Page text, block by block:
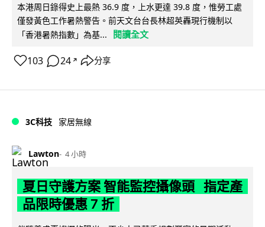
本港周日錄得史上最熱 36.9 度，上水更達 39.8 度，惟勞工處
僅發黃色工作暑熱警告。前天文台台長林超英轟現行機制以
「香港暑熱指數」為基...
閱讀全文
103 24 ↗ 分享
3C科技 家居無線
Lawton 4 小時
夏日守護方案 智能監控攝像頭 指定產
品限時優惠 7 折